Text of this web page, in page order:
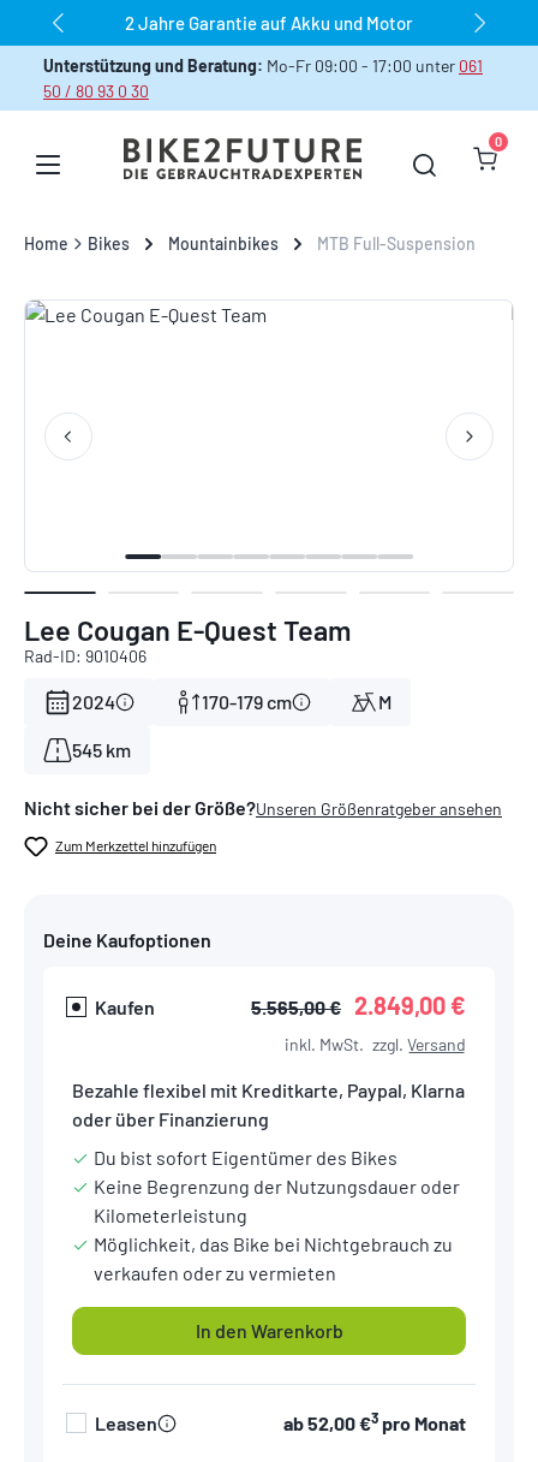
Zum Hauptinhalt springendauerhaft über 1.000 Bikes sofort verfügbar
Unterstützung und Beratung: Mo-Fr 09:00 - 17:00 unter 061
50 / 80 93 0 30
0
Home Bikes Mountainbikes MTB Full-Suspension
Bildergalerie überspringen
Lee Cougan E-Quest Team
Rad-ID: 9010406
2024 170-179 cm M
545 km
Nicht sicher bei der Größe?Unseren Größenratgeber ansehen
Zum Merkzettel hinzufügen
Deine Kaufoptionen
Kaufen 5.565,00 € 2.849,00 €
inkl. MwSt. zzgl. Versand
Bezahle flexibel mit Kreditkarte, Paypal, Klarna
oder über Finanzierung
Du bist sofort Eigentümer des Bikes
Keine Begrenzung der Nutzungsdauer oder
Kilometerleistung
Möglichkeit, das Bike bei Nichtgebrauch zu
verkaufen oder zu vermieten
In den Warenkorb
Leasen ab52,00 €3 pro Monat